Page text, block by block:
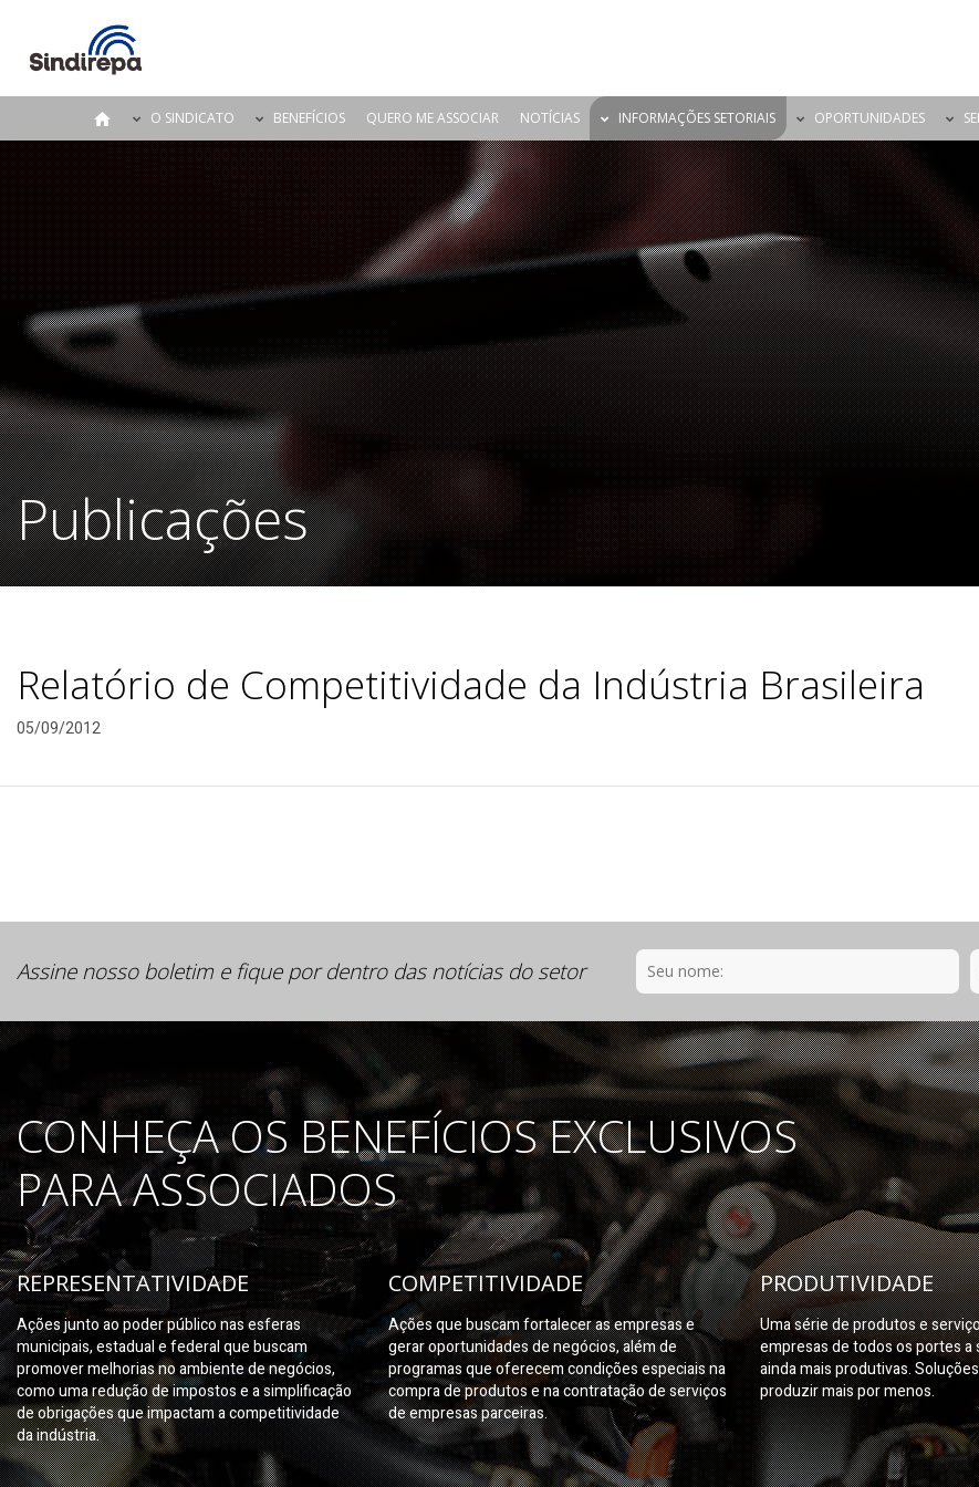
O SINDICATO BENEFÍCIOS QUERO ME ASSOCIAR NOTÍCIAS INFORMAÇÕES SETORIAIS OPORTUNIDADES
Publicações
Relatório de Competitividade da Indústria Brasileira
05/09/2012
Assine nosso boletim e fique por dentro das notícias do setor
CONHEÇA OS BENEFÍCIOS EXCLUSIVOS
PARA ASSOCIADOS
REPRESENTATIVIDADE
Ações junto ao poder público nas esferas
municipais, estadual e federal que buscam
promover melhorias no ambiente de negócios,
como uma redução de impostos e a simplificação
de obrigações que impactam a competitividade
da indústria.
COMPETITIVIDADE
Ações que buscam fortalecer as empresas e
gerar oportunidades de negócios, além de
programas que oferecem condições especiais na
compra de produtos e na contratação de serviços
de empresas parceiras.
PRODUTIVIDADE
Uma série de produtos e
empresas de todos os portes a
ainda mais produtivas.
produzir mais por menos.